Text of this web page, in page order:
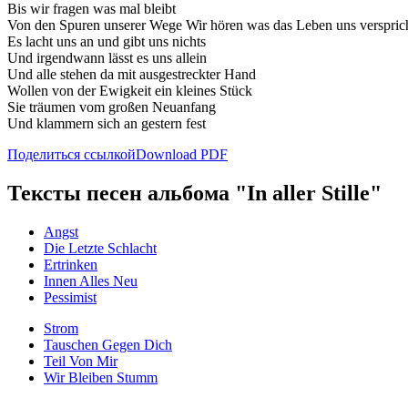
Bis wir fragen was mal bleibt
Von den Spuren unserer Wege Wir hören was das Leben uns
Es lacht uns an und gibt uns nichts
Und irgendwann lässt es uns allein
Und alle stehen da mit ausgestreckter Hand
Wollen von der Ewigkeit ein kleines Stück
Sie träumen vom großen Neuanfang
Und klammern sich an gestern fest
Поделиться ссылкойDownload PDF
Тексты песен альбома "In aller Stille"
Angst
Die Letzte Schlacht
Ertrinken
Innen Alles Neu
Pessimist
Strom
Tauschen Gegen Dich
Teil Von Mir
Wir Bleiben Stumm